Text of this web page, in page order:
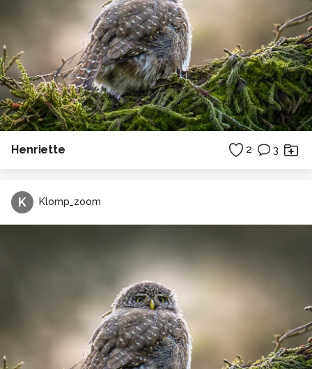
Henriette 2 3
K Klomp_zoom